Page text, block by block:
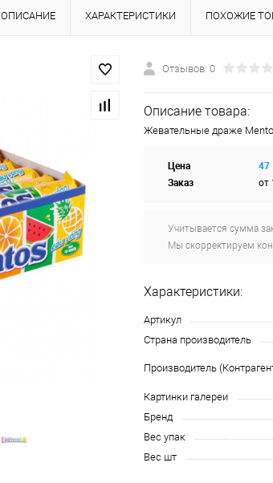
ОПИСАНИЕ ХАРАКТЕРИСТИКИ ПОХОЖИЕ
Отзывов: 0
Описание товара:
Жевательные драже
Цена
Заказ
47
от
Учитывается сумма
Мы скорректируем
Характеристики:
Артикул
Страна производитель
Производитель
Картинки галереи
Бренд
Вес упак
Вес шт